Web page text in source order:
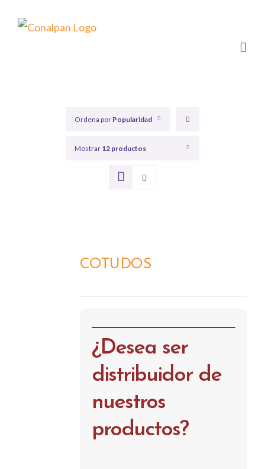
Ordena por Popularidad
Mostrar 12 productos
COTUDOS
¿Desea ser
distribuidor de
nuestros
productos?